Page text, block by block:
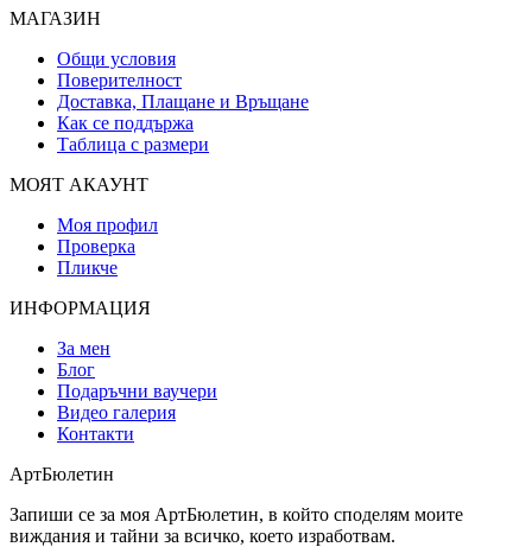
МАГАЗИН
Общи условия
Поверителност
Доставка, Плащане и Връщане
Как се поддържа
Таблица с размери
МОЯТ АКАУНТ
Моя профил
Проверка
Пликче
ИНФОРМАЦИЯ
За мен
Блог
Подаръчни ваучери
Видео галерия
Контакти
АртБюлетин
Запиши се за моя АртБюлетин, в който споделям моите
виждания и тайни за всичко, което изработвам.